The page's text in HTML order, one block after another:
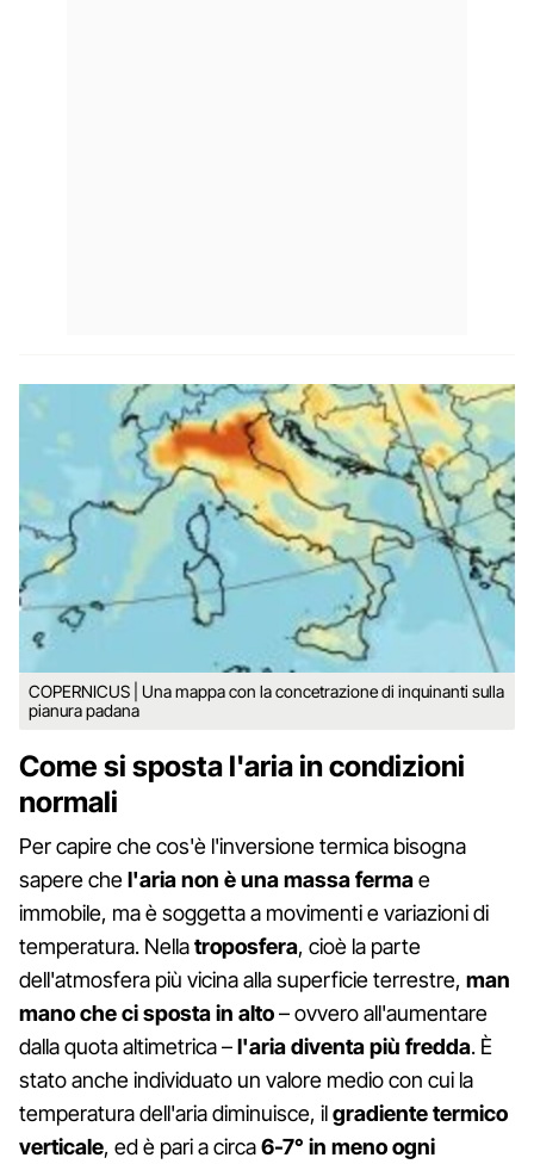
COPERNICUS | Una mappa con la concetrazione di inquinanti sulla
pianura padana
Come si sposta l'aria in condizioni
normali
Per capire che cos'è l'inversione termica bisogna
sapere chel'aria non è una massa fermae
immobile, ma è soggetta a movimenti e variazioni di
temperatura. Nellatroposfera, cioè la parte
dell'atmosfera più vicina alla superficie terrestre, man
mano che ci sposta in alto– ovvero all'aumentare
dalla quota altimetrica –l'aria diventa più fredda. È
stato anche individuato un valore medio con cui la
temperatura dell'aria diminuisce, ilgradiente termico
verticale, ed è pari a circa6-7° in meno ogni